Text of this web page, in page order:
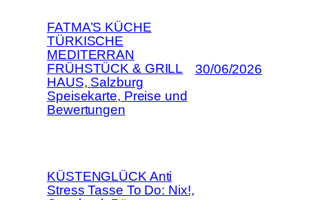
FATMA’S KÜCHE
TÜRKISCHE
MEDITERRAN
FRÜHSTÜCK & GRILL
HAUS, Salzburg
Speisekarte, Preise und
Bewertungen
30/06/2026
KÜSTENGLÜCK Anti
Stress Tasse To Do: Nix!,